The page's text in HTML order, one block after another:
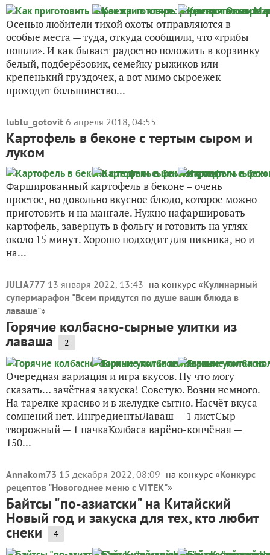
Осенью любители тихой охоты отправляются в
особые места — туда, откуда сообщили, что «грибы
пошли». И как бывает радостно положить в корзинку
белый, подберёзовик, семейку рыжиков или
крепенький груздочек, а вот мимо сыроежек
проходит большинство...
lublu_gotovit 6 апреля 2018, 04:55
Картофель в беконе с тертым сыром и
луком
Фаршированный картофель в беконе – очень
простое, но довольно вкусное блюдо, которое можно
приготовить и на мангале. Нужно нафаршировать
картофель, завернуть в фольгу и готовить на углях
около 15 минут. Хорошо подходит для пикника, но и
на...
JULIA777 13 января 2022, 13:43 на конкурс «Кулинарный
супермарафон "Всем придутся по душе ваши блюда в
лаваше"»
Горячие колбасно-сырные улитки из
лаваша 2
Очередная вариация и игра вкусов. Ну что могу
сказать… зачётная закуска! Советую. Возни немного.
На тарелке красиво и в желудке сытно. Насчёт вкуса
сомнений нет. ИнгредиентыЛаваш — 1 листСыр
творожный — 1 пачкаКолбаса варёно-копчёная —
150...
Annakom73 15 декабря 2022, 08:09 на конкурс «Конкурс
рецептов "Новогоднее меню с VITEK"»
Байтсы "по-азиатски" на Китайский
Новый год и закуска для тех, кто любит
снеки 4